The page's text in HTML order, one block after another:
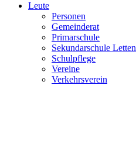
Leute
Personen
Gemeinderat
Primarschule
Sekundarschule Letten
Schulpflege
Vereine
Verkehrsverein